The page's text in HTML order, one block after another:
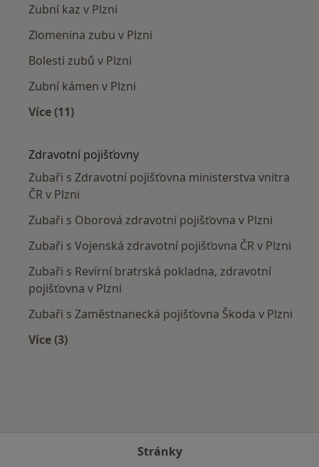
Zubní kaz v Plzni
Zlomenina zubu v Plzni
Bolesti zubů v Plzni
Zubní kámen v Plzni
Více (11)
Zdravotní pojišťovny
Zubaři s Zdravotní pojišťovna ministerstva vnitra
ČR v Plzni
Zubaři s Oborová zdravotní pojišťovna v Plzni
Zubaři s Vojenská zdravotní pojišťovna ČR v Plzni
Zubaři s Revírní bratrská pokladna, zdravotní
pojišťovna v Plzni
Zubaři s Zaměstnanecká pojišťovna Škoda v Plzni
Více (3)
Stránky